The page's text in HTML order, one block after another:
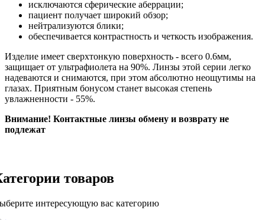
исключаются сферические аберрации;
пациент получает широкий обзор;
нейтрализуются блики;
обеспечивается контрастность и четкость изображения.
Изделие имеет сверхтонкую поверхность - всего 0.6мм,
защищает от ультрафиолета на 90%. Линзы этой серии легко
надеваются и снимаются, при этом абсолютно неощутимы на
глазах. Приятным бонусом станет высокая степень
увлажненности - 55%.
Внимание! Контактные линзы обмену и возврату не
подлежат
товаров
интересующую вас категорию